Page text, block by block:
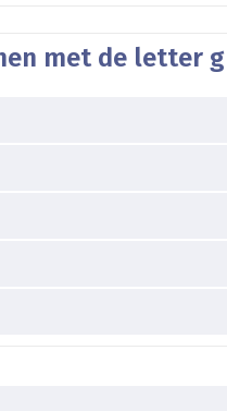
met de letter g